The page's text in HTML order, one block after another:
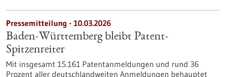
Pressemitteilung - 10.03.2026
Baden-Württemberg bleibt Patent-
Spitzenreiter
Mit insgesamt 15.161 Patentanmeldungen und rund 36
Prozent aller deutschlandweiten Anmeldungen behauptet